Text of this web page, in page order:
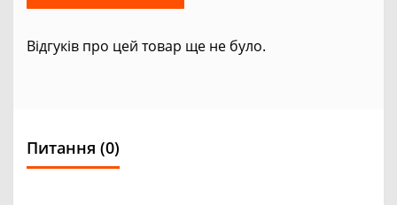
Відгуків про цей товар ще не було.
Питання (0)